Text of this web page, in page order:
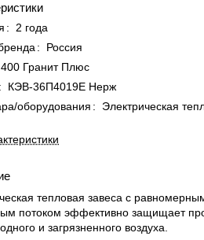
:
2 года
:
Россия
400 Гранит Плюс
:
КЭВ-36П4019Е Нерж
оборудования :
Электрическая
тепловая завеса с
потоком эффективно защищает
и загрязненного воздуха.